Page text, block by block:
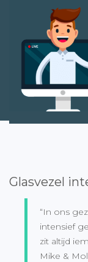
Glasvezel
“In ons
intensief
zit altijd
Mike &